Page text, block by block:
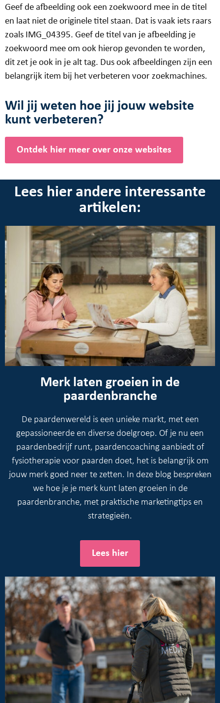
Geef de afbeelding ook een zoekwoord mee in de titel
en laat niet de originele titel staan. Dat is vaak iets raars
zoals IMG_04395. Geef de titel van je afbeelding je
zoekwoord mee om ook hierop gevonden te worden,
dit zet je ook in je alt tag. Dus ook afbeeldingen zijn een
belangrijk item bij het verbeteren voor zoekmachines.
Wil jij weten hoe jij jouw website
kunt verbeteren?
Ontdek hier meer over onze websites
Lees hier andere interessante
artikelen:
Merk laten groeien in de
paardenbranche
De paardenwereld is een unieke markt, met een
gepassioneerde en diverse doelgroep. Of je nu een
paardenbedrijf runt, paardencoaching aanbiedt of
fysiotherapie voor paarden doet, het is belangrijk om
jouw merk goed neer te zetten. In deze blog bespreken
we hoe je je merk kunt laten groeien in de
paardenbranche, met praktische marketingtips en
strategieën.
Lees hier